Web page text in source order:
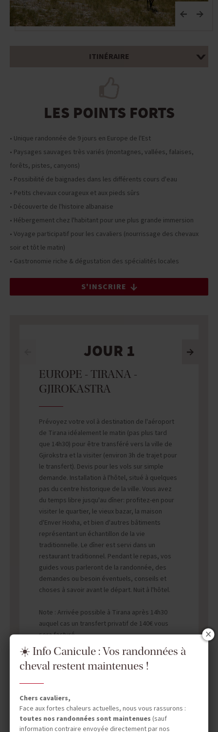
ITINÉRAIRE
LES POINTS FORTS
• Unique randonnée de 9 jours en Europe de l'Est
• Paysages sauvages très variés (montagnes, vallées, falaises,
forêts, pistes, canyons)
• Possibilité de baignades dans les différents cours d'eau
• Petits chevaux courageux et aux pieds sûrs
• Découverte de l'histoire albanaise
• Hébergement chez l'habitant pour une plus grande immersion
• Voyage participatif pour les cavaliers (nourrissage des chevaux
soir et tôt le matin)
• Gastronomie riche & dégustation des spécialités locales
S'INSCRIRE
JOUR 1
EUROPE - TIRANA -
GJIROKASTRA
Prévoyez votre vol à destination de l'aéroport
de Tirana idéalement le matin (pas plus tard
que 14h30) pour être transféré vers la ville de
Gjirokstra et la visiter (environ 3h de trajet pour
le transfert). Devis pour les vols sur simple
demande. Installation à l'hôtel, situé à quelques
pas du centre historique de la ville. Vous avez
du temps libre jusqu'au dîner: profitez-en pour
visiter le quartier, le vieux bazar, la maison
d'Enver Hoxha, et bien d'autres bâtiments
représentant un échantillon de la vie
traditionnelle. Le dîner est servi dans un
restaurant traditionnel. Pendant le repas, vos
guides vous parleront de la randonnée, des
demandes ou besoin éventuels, conseils et
choses à savoir avant le départ. Nuit à l'hôtel.
Note : Arrivée possible à Tirana après 14h30
auquel cas un transfert privatif de 140€ vous
sera facturé.
☀️ Info Canicule : Vos randonnées à
cheval restent maintenues !
Chers cavaliers,
Face aux fortes chaleurs actuelles, nous vous rassurons :
toutes nos randonnées sont maintenues (sauf
information contraire envoyée directement par nos